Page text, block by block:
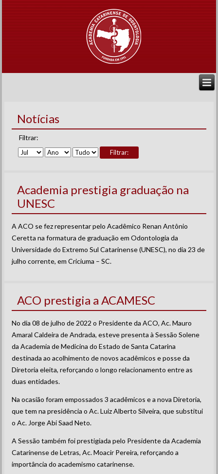
Notícias
Filtrar:
Filtrar:
Academia prestigia graduação na
UNESC
A ACO se fez representar pelo Acadêmico Renan Antônio
Ceretta na formatura de graduação em Odontologia da
Universidade do Extremo Sul Catarinense (UNESC), no dia 23 de
julho corrente, em Criciuma – SC.
ACO prestigia a ACAMESC
No dia 08 de julho de 2022 o Presidente da ACO, Ac. Mauro
Amaral Caldeira de Andrada, esteve presenta à Sessão Solene
da Academia de Medicina do Estado de Santa Catarina
destinada ao acolhimento de novos acadêmicos e posse da
Diretoria eleita, reforçando o longo relacionamento entre as
duas entidades.
Na ocasião foram empossados 3 acadêmicos e a nova Diretoria,
que tem na presidência o Ac. Luiz Alberto Silveira, que substitui
o Ac. Jorge Abi Saad Neto.
A Sessão também foi prestigiada pelo Presidente da Academia
Catarinense de Letras, Ac. Moacir Pereira, reforçando a
importância do academismo catarinense.